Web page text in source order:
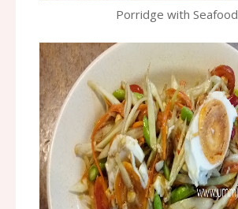
Porridge with Seafood